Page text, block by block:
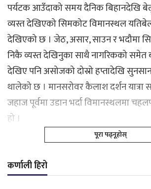
पर्यटक आउँदाको समय दैनिक बिहानदेखि
व्यस्त देखिएको सिमकोट विमानस्थल
देखिएको छ । जेठ, असार, साउन र भदौमा
निकै व्यस्त देखिनुका साथै नागरिकको
देखिए पनि असोजको दोस्रो हप्तादेखि
थालेको छ । मानसरोवर कैलाश दर्शन
जहाज पूर्वमा उडान भर्दा विमानस्थलमा
हो ।
पूरा पढ्नूहोस्
कर्णाली हिरो